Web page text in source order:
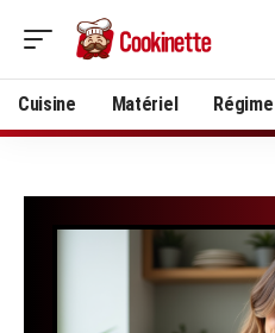
Cuisine Matériel Régime